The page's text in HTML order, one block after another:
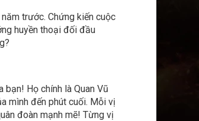
trước. Chứng kiến cuộc
huyền thoại đối đầu
Họ chính là Quan Vũ
mình đến phút cuối. Mỗi vị
đoàn mạnh mẽ! Từng vị